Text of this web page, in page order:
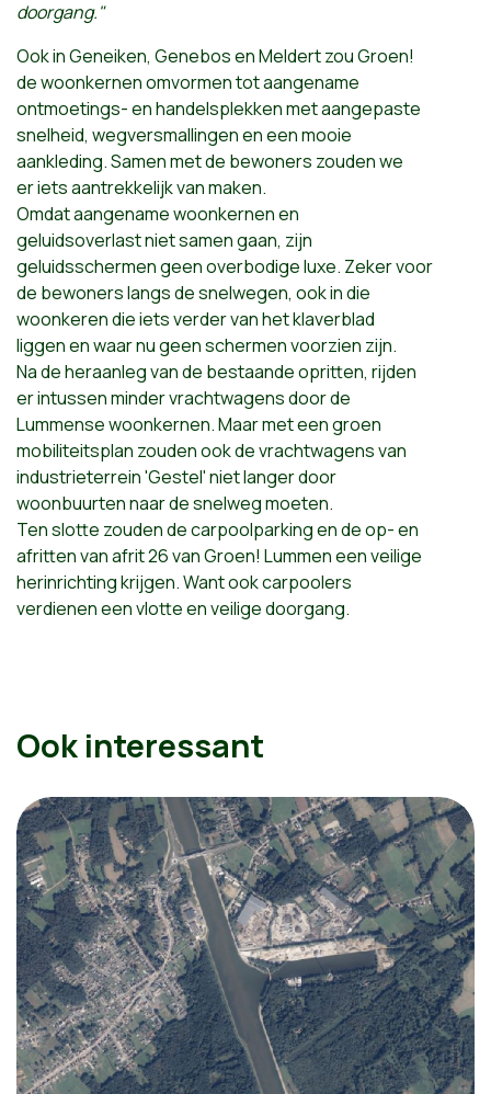
doorgang."
Ook in Geneiken, Genebos en Meldert zou Groen!
de woonkernen omvormen tot aangename
ontmoetings- en handelsplekken met aangepaste
snelheid, wegversmallingen en een mooie
aankleding. Samen met de bewoners zouden we
er iets aantrekkelijk van maken.
Omdat aangename woonkernen en
geluidsoverlast niet samen gaan, zijn
geluidsschermen geen overbodige luxe. Zeker voor
de bewoners langs de snelwegen, ook in die
woonkeren die iets verder van het klaverblad
liggen en waar nu geen schermen voorzien zijn.
Na de heraanleg van de bestaande opritten, rijden
er intussen minder vrachtwagens door de
Lummense woonkernen. Maar met een groen
mobiliteitsplan zouden ook de vrachtwagens van
industrieterrein 'Gestel' niet langer door
woonbuurten naar de snelweg moeten.
Ten slotte zouden de carpoolparking en de op- en
afritten van afrit 26 van Groen! Lummen een veilige
herinrichting krijgen. Want ook carpoolers
verdienen een vlotte en veilige doorgang.
Ook interessant